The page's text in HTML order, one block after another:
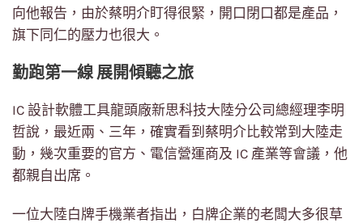
向他報告，由於蔡明介盯得很緊，開口閉口都是產品，
旗下同仁的壓力也很大。
勤跑第一線 展開傾聽之旅
IC 設計軟體工具龍頭廠新思科技大陸分公司總經理李明
哲說，最近兩、三年，確實看到蔡明介比較常到大陸走
動，幾次重要的官方、電信營運商及 IC 產業等會議，他
都親自出席。
一位大陸白牌手機業者指出，白牌企業的老闆大多很草